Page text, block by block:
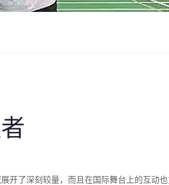
开了深刻较量，而且在国际舞台上的互动